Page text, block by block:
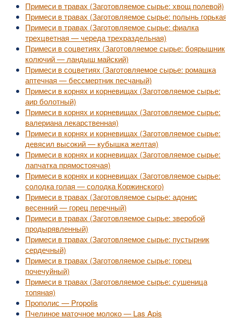
Примеси в травах (Заготовляемое сырье: хвощ полевой)
Примеси в травах (Заготовляемое сырье: полынь
Примеси в травах (Заготовляемое сырье: фиалка
трехцветная — череда трехраздельная)
Примеси в соцветиях (Заготовляемое сырье: боярышник
колючий — ландыш майский)
Примеси в соцветиях (Заготовляемое сырье: ромашка
аптечная — бессмертник песчаный)
Примеси в корнях и корневищах (Заготовляемое сырье:
аир болотный)
Примеси в корнях и корневищах (Заготовляемое сырье:
валериана лекарственная)
Примеси в корнях и корневищах (Заготовляемое сырье:
девясил высокий — кубышка желтая)
Примеси в корнях и корневищах (Заготовляемое сырье:
лапчатка прямостоячая)
Примеси в корнях и корневищах (Заготовляемое сырье:
солодка голая — солодка Коржинского)
Примеси в травах (Заготовляемое сырье: адонис
весенний — горец перечный)
Примеси в травах (Заготовляемое сырье: зверобой
продырявленный)
Примеси в травах (Заготовляемое сырье: пустырник
сердечный)
Примеси в травах (Заготовляемое сырье: горец
почечуйный)
Примеси в травах (Заготовляемое сырье: сушеница
топяная)
Прополис — Propolis
Пчелиное маточное молоко — Las Apis